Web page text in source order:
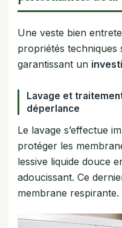
Une veste bien
propriétés techniques
garantissant un
Lavage et
déperlance
Le lavage s’effectue
protéger les
lessive liquide douce
adoucissant. Ce
membrane respirante.